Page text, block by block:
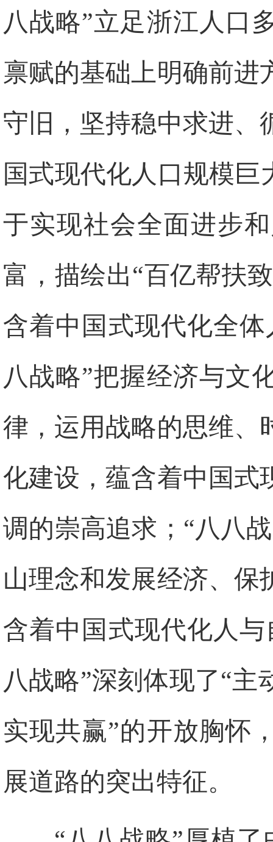
八战略”立足浙江人口
禀赋的基础上明确前进
守旧，坚持稳中求进、
国式现代化人口规模巨
于实现社会全面进步
富，描绘出“百亿帮扶
含着中国式现代化全
八战略”把握经济与文
律，运用战略的思维、
化建设，蕴含着中国式
调的崇高追求；“八八
山理念和发展经济、保
含着中国式现代化人
八战略”深刻体现了“
实现共赢”的开放胸怀
展道路的突出特征。